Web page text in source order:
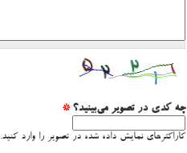
چه کدی در تصویر می‌بینید؟*
کاراکترهای نمایش داده شده در تصویر را وارد کنید.